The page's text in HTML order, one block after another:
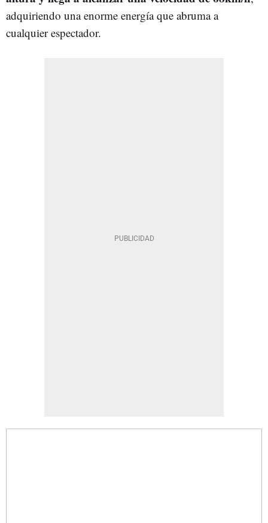
adquiriendo una enorme energía que abruma a
cualquier espectador.